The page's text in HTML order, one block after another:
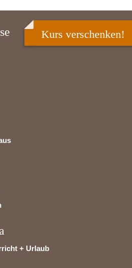
+ Urlaub
Kurs verschenken!